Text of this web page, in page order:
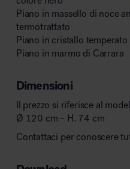
Piano in massello di noce
termotrattato
Piano in cristallo temperato
Piano in marmo di Carrara
Dimensioni
Il prezzo si riferisce al
Ø 120 cm – H. 74 cm
Contattaci per conoscere